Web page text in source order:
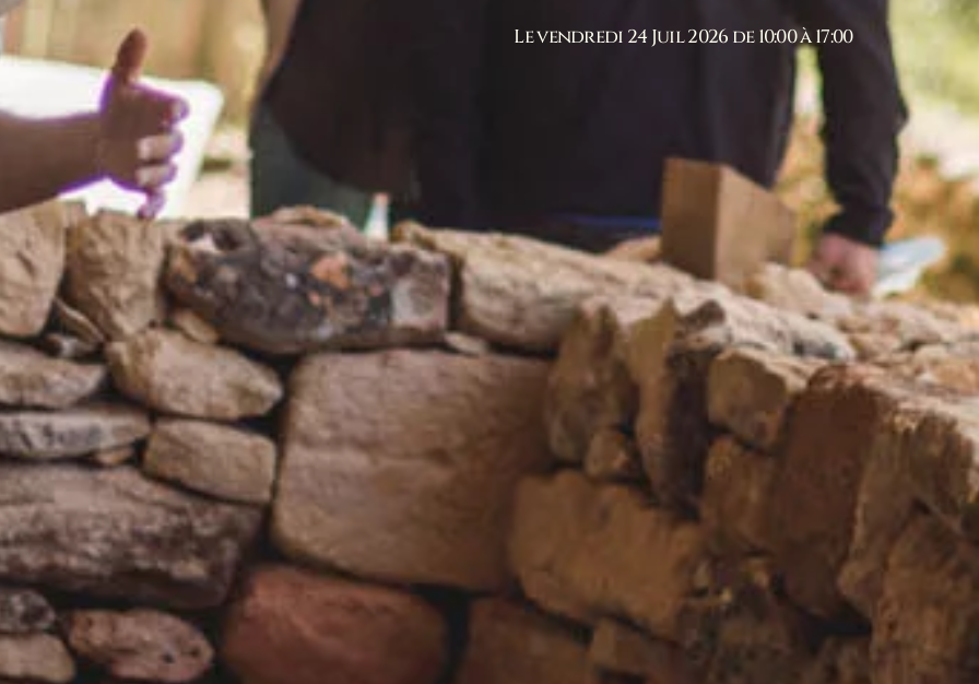
Le vendredi 24 Juil 2026 de 10:00 à 17:00